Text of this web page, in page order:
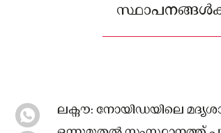
പരിഗണന
ലക്നൗ: നോയിഡയിലെ